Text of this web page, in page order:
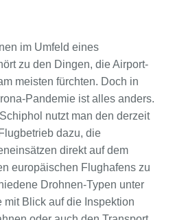
im Umfeld eines
zu den Dingen, die Airport-
meisten fürchten. Doch in
Pandemie ist alles anders.
nutzt man den derzeit
dazu, die
direkt auf dem
europäischen Flughafens zu
Drohnen-Typen unter
mit Blick auf die Inspektion